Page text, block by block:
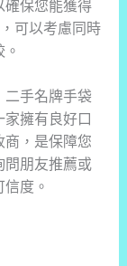
確保您能獲得
可以考慮同時
二手名牌手袋
擁有良好口
，是保障您
問朋友推薦或
度。